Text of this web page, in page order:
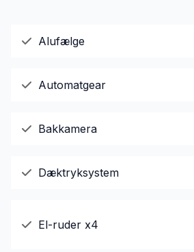
Alufælge
Automatgear
Bakkamera
Dæktryksystem
El-ruder x4